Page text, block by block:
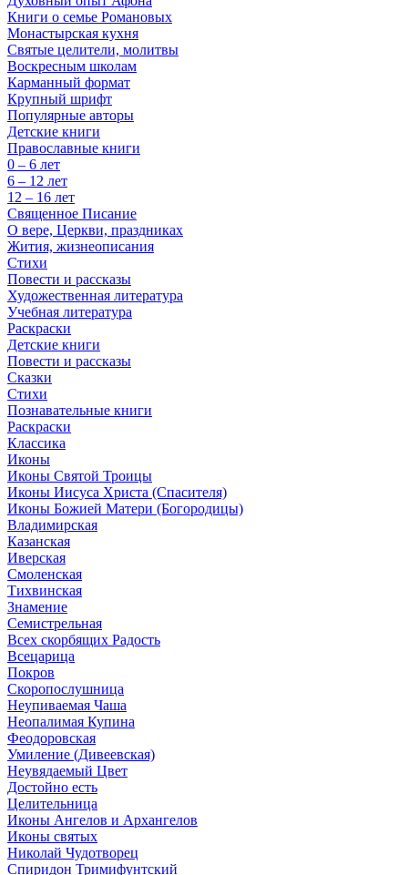
Книги о семье Романовых
Монастырская кухня
Святые целители, молитвы
Воскресным школам
Карманный формат
Крупный шрифт
Популярные авторы
Детские книги
Православные книги
0 – 6 лет
6 – 12 лет
12 – 16 лет
Священное Писание
О вере, Церкви, праздниках
Жития, жизнеописания
Стихи
Повести и рассказы
Художественная литература
Учебная литература
Раскраски
Детские книги
Повести и рассказы
Сказки
Стихи
Познавательные книги
Раскраски
Классика
Иконы
Иконы Святой Троицы
Иконы Иисуса Христа (Спасителя)
Иконы Божией Матери (Богородицы)
Владимирская
Казанская
Иверская
Смоленская
Тихвинская
Знамение
Семистрельная
Всех скорбящих Радость
Всецарица
Покров
Скоропослушница
Неупиваемая Чаша
Неопалимая Купина
Феодоровская
Умиление (Дивеевская)
Неувядаемый Цвет
Достойно есть
Целительница
Иконы Ангелов и Архангелов
Иконы святых
Николай Чудотворец
Спиридон Тримифунтский